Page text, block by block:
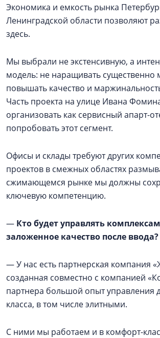
Экономика и емкость рынка
Ленинградской области позволяют
здесь.
Мы выбрали не экстенсивную, а
модель: не наращивать существенно
повышать качество и
Часть проекта на улице Ивана
организовать как сервисный апарт-
попробовать этот сегмент.
Офисы и склады требуют других
проектов в смежных областях
сжимающемся рынке мы должны
ключевую компетенцию.
— Кто будет управлять
заложенное качество после ввода?
— У нас есть партнерская компания
созданная совместно с компанией
партнера большой опыт управления
класса, в том числе элитными.
С ними мы работаем и в комфорт-